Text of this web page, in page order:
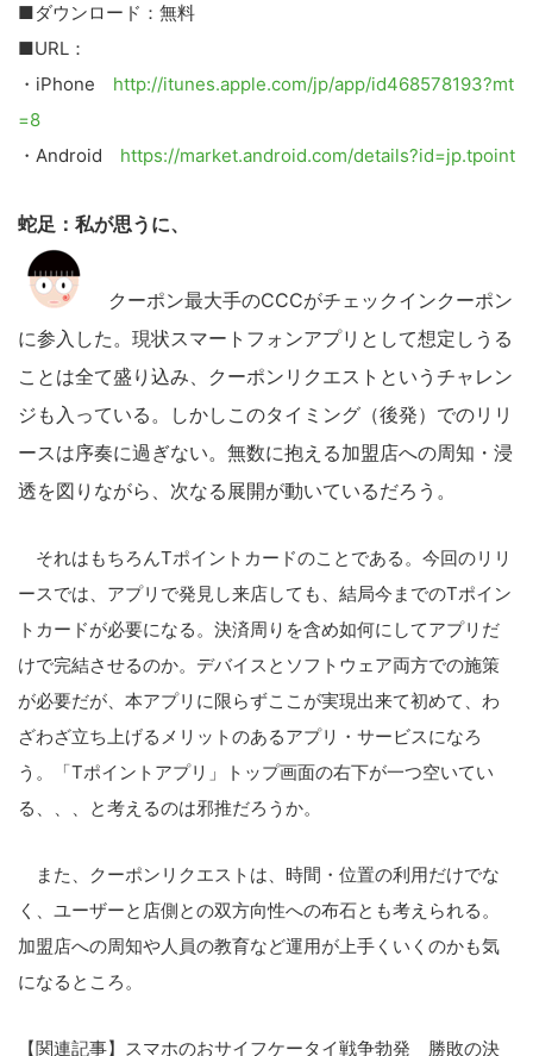
■ダウンロード：無料
■URL：
・iPhone http://itunes.apple.com/jp/app/id468578193?mt
=8
・Android https://market.android.com/details?id=jp.tpoint
蛇足：私が思うに、
クーポン最大手のCCCがチェックインクーポン
に参入した。現状スマートフォンアプリとして想定しうる
ことは全て盛り込み、クーポンリクエストというチャレン
ジも入っている。しかしこのタイミング（後発）でのリリ
ースは序奏に過ぎない。無数に抱える加盟店への周知・浸
透を図りながら、次なる展開が動いているだろう。
それはもちろんTポイントカードのことである。今回のリリ
ースでは、アプリで発見し来店しても、結局今までのTポイン
トカードが必要になる。決済周りを含め如何にしてアプリだ
けで完結させるのか。デバイスとソフトウェア両方での施策
が必要だが、本アプリに限らずここが実現出来て初めて、わ
ざわざ立ち上げるメリットのあるアプリ・サービスになろ
う。「Tポイントアプリ」トップ画面の右下が一つ空いてい
る、、、と考えるのは邪推だろうか。
また、クーポンリクエストは、時間・位置の利用だけでな
く、ユーザーと店側との双方向性への布石とも考えられる。
加盟店への周知や人員の教育など運用が上手くいくのかも気
になるところ。
【関連記事】スマホのおサイフケータイ戦争勃発 勝敗の決